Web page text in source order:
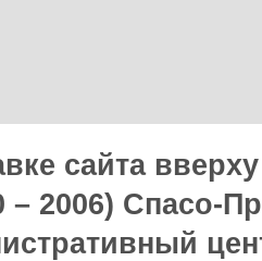
сайта
– 2006) Спасо-